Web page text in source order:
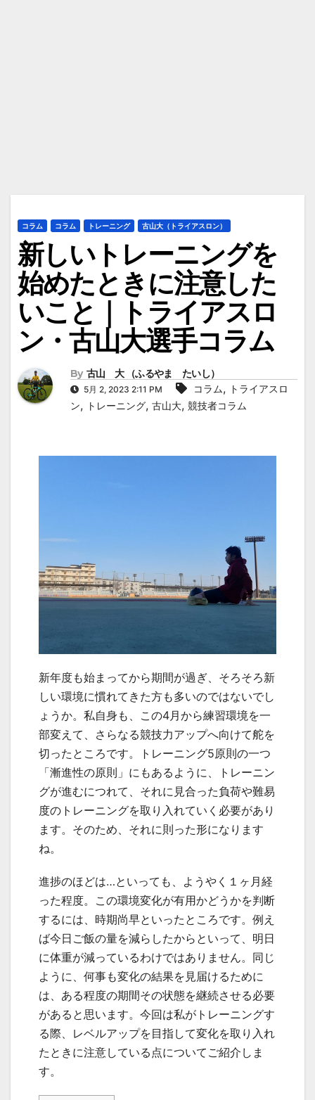
コラム コラム トレーニング 古山大（トライアスロン）
新しいトレーニングを
始めたときに注意した
いこと｜トライアスロ
ン・古山大選手コラム
By 古山 大 （ふるやま たいし）
5月 2, 2023 2:11 PM コラム,
トライアスロ
ン, トレーニング, 古山大, 競技者コラム
新年度も始まってから期間が過ぎ、そろそろ新
しい環境に慣れてきた方も多いのではないでし
ょうか。私自身も、この4月から練習環境を一
部変えて、さらなる競技力アップへ向けて舵を
切ったところです。トレーニング5原則の一つ
「漸進性の原則」にもあるように、トレーニン
グが進むにつれて、それに見合った負荷や難易
度のトレーニングを取り入れていく必要があり
ます。そのため、それに則った形になります
ね。
進捗のほどは…といっても、ようやく１ヶ月経
った程度。この環境変化が有用かどうかを判断
するには、時期尚早といったところです。例え
ば今日ご飯の量を減らしたからといって、明日
に体重が減っているわけではありません。同じ
ように、何事も変化の結果を見届けるために
は、ある程度の期間その状態を継続させる必要
があると思います。今回は私がトレーニングす
る際、レベルアップを目指して変化を取り入れ
たときに注意している点についてご紹介しま
す。